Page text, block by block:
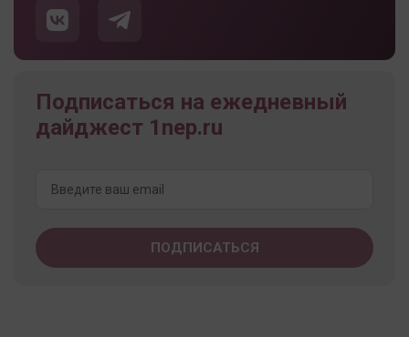
Подписаться на ежедневный
дайджест 1nep.ru